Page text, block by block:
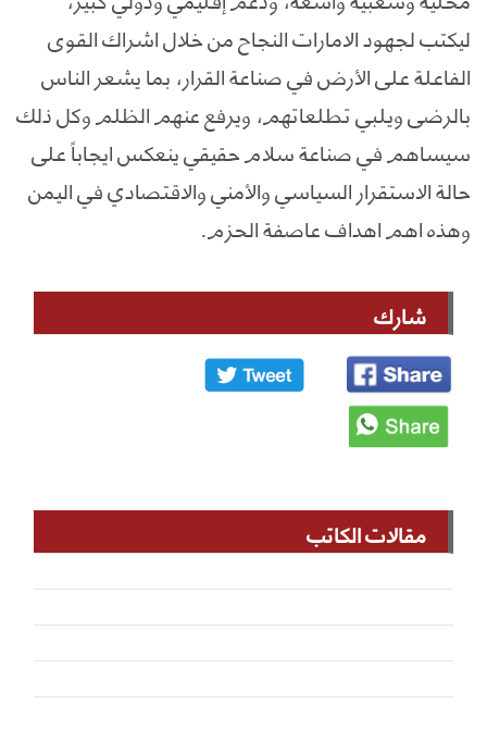
ليكتب لجهود الامارات النجاح من خلال اشراك القوى
الفاعلة على الأرض في صناعة القرار، بما يشعر الناس
بالرضى ويلبي تطلعاتهم، ويرفع عنهم الظلم وكل ذلك
سيساهم في صناعة سلام حقيقي ينعكس ايجاباً على
حالة الاستقرار السياسي والأمني والاقتصادي في اليمن
وهذه اهم اهداف عاصفة الحزم.
شارك
مقالات الكاتب